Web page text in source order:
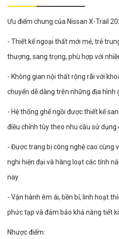
Ưu điểm chung của Nissan X-Trail
- Thiết kế ngoại thất mới mẻ, trẻ
thượng, sang trọng, phù hợp với
- Không gian nội thất rộng rãi với
chuyển dễ dàng trên những địa hình
- Hệ thống ghế ngồi được thiết kế
điều chỉnh tùy theo nhu cầu sử dụng
- Được trang bị công nghệ cao cùng
nghi hiện đại và hàng loạt các tính
nay.
- Vận hành êm ái, bền bỉ, linh hoạt
phức tạp và đảm bảo khả năng tiết
Nhược điểm: